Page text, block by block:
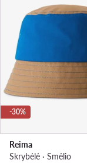
-30%
Reima
Skrybėlė · Smėlio